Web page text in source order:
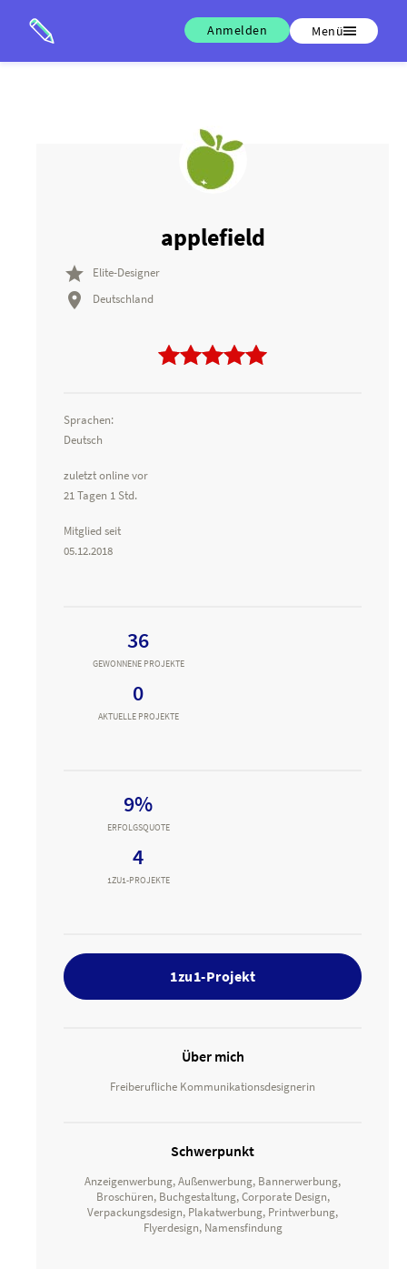
Anmelden Menü
applefield
 Elite-Designer
 Deutschland
Sprachen:
Deutsch
zuletzt online vor
21 Tagen 1 Std.
Mitglied seit
05.12.2018
36
GEWONNENE PROJEKTE
0
AKTUELLE PROJEKTE
9%
ERFOLGSQUOTE
4
1ZU1-PROJEKTE
1zu1-Projekt
Über mich
Freiberufliche Kommunikationsdesignerin
Schwerpunkt
Anzeigenwerbung, Außenwerbung, Bannerwerbung,
Broschüren, Buchgestaltung, Corporate Design,
Verpackungsdesign, Plakatwerbung, Printwerbung,
Flyerdesign, Namensfindung